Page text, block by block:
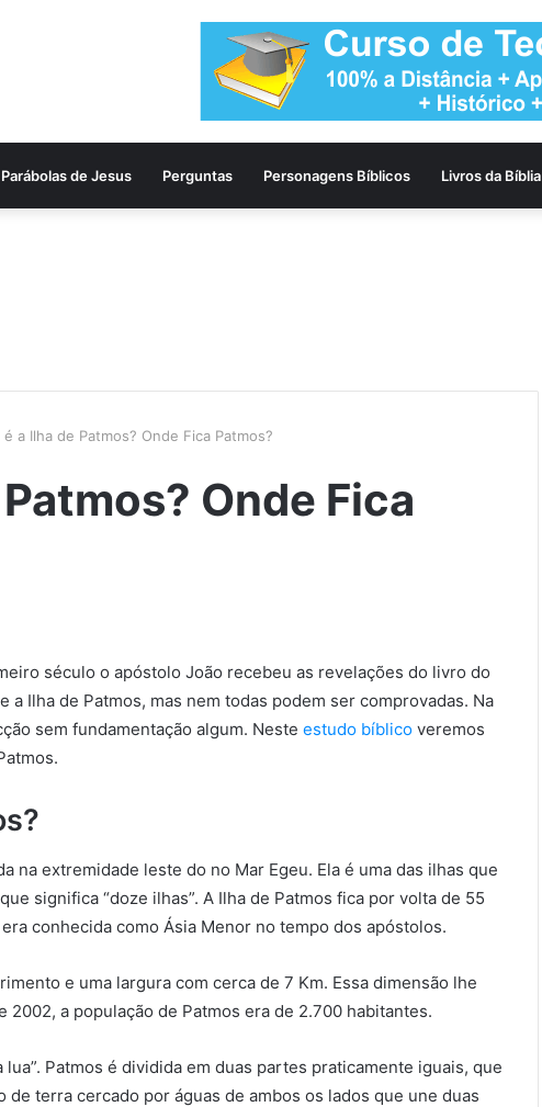
Parábolas de Jesus Perguntas Personagens Bíblicos Livros da Bíblia
é a Ilha de Patmos? Onde Fica Patmos?
Onde Fica
século o apóstolo João recebeu as revelações do livro do
Ilha de Patmos, mas nem todas podem ser comprovadas. Na
sem fundamentação algum. Neste estudo bíblico veremos
na extremidade leste do no Mar Egeu. Ela é uma das ilhas que
significa “doze ilhas”. A Ilha de Patmos fica por volta de 55
conhecida como Ásia Menor no tempo dos apóstolos.
e uma largura com cerca de 7 Km. Essa dimensão lhe
a população de Patmos era de 2.700 habitantes.
Patmos é dividida em duas partes praticamente iguais, que
terra cercado por águas de ambos os lados que une duas